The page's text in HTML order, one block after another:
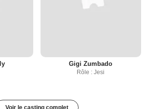
Gigi Zumbado
Rôle : Jesi
Voir le casting complet